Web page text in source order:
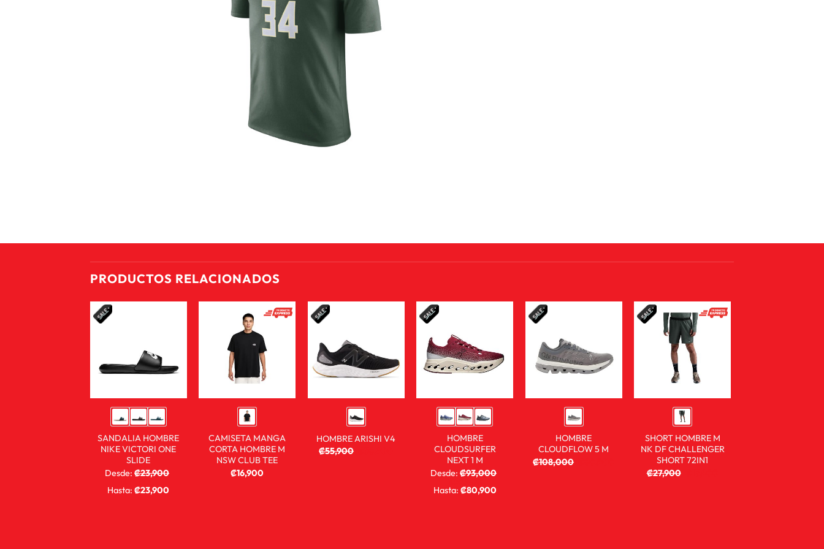
PRODUCTOS RELACIONADOS
SANDALIA HOMBRE
NIKE VICTORI ONE
SLIDE
Desde:₡23,900
14,900
Hasta:₡23,900
CAMISETA MANGA
CORTA HOMBRE M
NSW CLUB TEE
₡16,900
HOMBRE ARISHI V4
₡55,900
HOMBRE
CLOUDSURFER
NEXT 1 M
Desde:₡93,000
68,900
Hasta: ₡80,900
HOMBRE
CLOUDFLOW 5 M
₡108,000
SHORT HOMBRE M
NK DF CHALLENGER
SHORT 72IN1
₡27,900